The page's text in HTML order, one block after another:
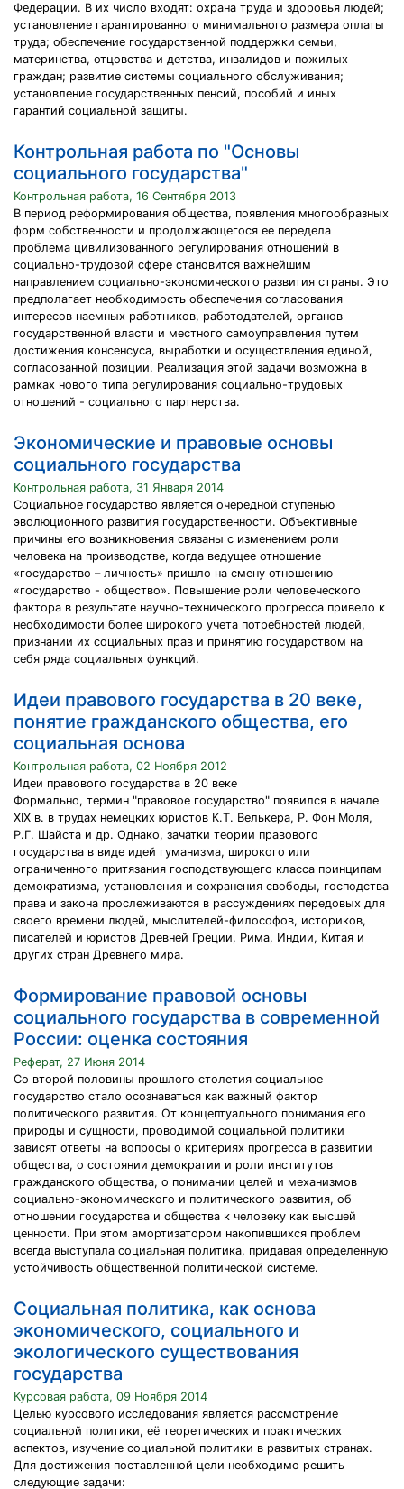
Федерации. В их число входят: охрана труда и здоровья людей;
установление гарантированного минимального размера оплаты
труда; обеспечение государственной поддержки семьи,
материнства, отцовства и детства, инвалидов и пожилых
граждан; развитие системы социального обслуживания;
установление государственных пенсий, пособий и иных
гарантий социальной защиты.
Контрольная работа по "Основы
социального государства"
Контрольная работа, 16 Сентября 2013
В период реформирования общества, появления многообразных
форм собственности и продолжающегося ее передела
проблема цивилизованного регулирования отношений в
социально-трудовой сфере становится важнейшим
направлением социально-экономического развития страны. Это
предполагает необходимость обеспечения согласования
интересов наемных работников, работодателей, органов
государственной власти и местного самоуправления путем
достижения консенсуса, выработки и осуществления единой,
согласованной позиции. Реализация этой задачи возможна в
рамках нового типа регулирования социально-трудовых
отношений - социального партнерства.
Экономические и правовые основы
социального государства
Контрольная работа, 31 Января 2014
Социальное государство является очередной ступенью
эволюционного развития государственности. Объективные
причины его возникновения связаны с изменением роли
человека на производстве, когда ведущее отношение
«государство – личность» пришло на смену отношению
«государство - общество». Повышение роли человеческого
фактора в результате научно-технического прогресса привело к
необходимости более широкого учета потребностей людей,
признании их социальных прав и принятию государством на
себя ряда социальных функций.
Идеи правового государства в 20 веке,
понятие гражданского общества, его
социальная основа
Контрольная работа, 02 Ноября 2012
Идеи правового государства в 20 веке
Формально, термин "правовое государство" появился в начале
XIX в. в трудах немецких юристов К.Т. Велькера, Р. Фон Моля,
Р.Г. Шайста и др. Однако, зачатки теории правового
государства в виде идей гуманизма, широкого или
ограниченного притязания господствующего класса принципам
демократизма, установления и сохранения свободы, господства
права и закона прослеживаются в рассуждениях передовых для
своего времени людей, мыслителей-философов, историков,
писателей и юристов Древней Греции, Рима, Индии, Китая и
других стран Древнего мира.
Формирование правовой основы
социального государства в современной
России: оценка состояния
Реферат, 27 Июня 2014
Со второй половины прошлого столетия социальное
государство стало осознаваться как важный фактор
политического развития. От концептуального понимания его
природы и сущности, проводимой социальной политики
зависят ответы на вопросы о критериях прогресса в развитии
общества, о состоянии демократии и роли институтов
гражданского общества, о понимании целей и механизмов
социально-экономического и политического развития, об
отношении государства и общества к человеку как высшей
ценности. При этом амортизатором накопившихся проблем
всегда выступала социальная политика, придавая определенную
устойчивость общественной политической системе.
Социальная политика, как основа
экономического, социального и
экологического существования
государства
Курсовая работа, 09 Ноября 2014
Целью курсового исследования является рассмотрение
социальной политики, её теоретических и практических
аспектов, изучение социальной политики в развитых странах.
Для достижения поставленной цели необходимо решить
следующие задачи: